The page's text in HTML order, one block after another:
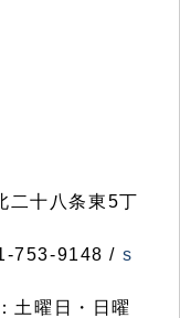
十八条東5丁
753-9148 / s
土曜日・日曜